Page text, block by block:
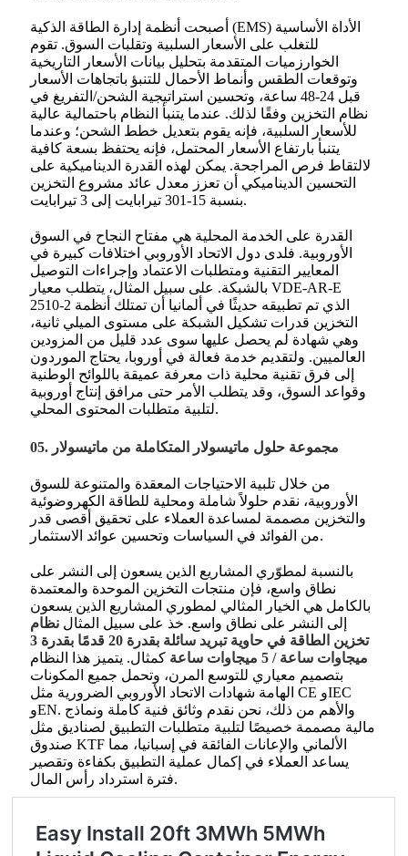
أصبحت أنظمة إدارة الطاقة الذكية (EMS) الأداة الأساسية
للتغلب على الأسعار السلبية وتقلبات السوق. تقوم
الخوارزميات المتقدمة بتحليل بيانات الأسعار التاريخية
وتوقعات الطقس وأنماط الأحمال للتنبؤ باتجاهات الأسعار
قبل 24-48 ساعة، وتحسين استراتيجية الشحن/التفريغ في
نظام التخزين وفقًا لذلك. عندما يتنبأ النظام باحتمالية عالية
للأسعار السلبية، فإنه يقوم بتعديل خطط الشحن؛ وعندما
يتنبأ بارتفاع الأسعار المحتمل، فإنه يحتفظ بسعة كافية
لالتقاط فرص المراجحة. يمكن لهذه القدرة الديناميكية على
التحسين الديناميكي أن تعزز معدل عائد مشروع التخزين
بنسبة 15-301 تيرابايت إلى 3 تيرابايت.
القدرة على الخدمة المحلية هي مفتاح النجاح في السوق
الأوروبية. فلدى دول الاتحاد الأوروبي اختلافات كبيرة في
المعايير التقنية ومتطلبات الاعتماد وإجراءات التوصيل
بالشبكة. على سبيل المثال، يتطلب معيار VDE-AR-E
2510-2 الذي تم تطبيقه حديثًا في ألمانيا أن تمتلك أنظمة
التخزين قدرات تشكيل الشبكة على مستوى الميلي ثانية،
وهي شهادة لم يحصل عليها سوى عدد قليل من المزودين
العالميين. ولتقديم خدمة فعالة في أوروبا، يحتاج الموردون
إلى فرق تقنية محلية ذات معرفة عميقة باللوائح الوطنية
وقواعد السوق، وقد يتطلب الأمر حتى مرافق إنتاج أوروبية
لتلبية متطلبات المحتوى المحلي.
05. مجموعة حلول ماتيسولار المتكاملة من ماتيسولار
من خلال تلبية الاحتياجات المعقدة والمتنوعة للسوق
الأوروبية، نقدم حلولاً شاملة ومحلية للطاقة الكهروضوئية
والتخزين مصممة لمساعدة العملاء على تحقيق أقصى قدر
من الفوائد في السياسات وتحسين عوائد الاستثمار.
بالنسبة لمطوّري المشاريع الذين يسعون إلى النشر على
نطاق واسع، فإن منتجات التخزين الموحدة والمعتمدة
بالكامل هي الخيار المثالي لمطوري المشاريع الذين يسعون
إلى النشر على نطاق واسع. خذ على سبيل المثال نظام
تخزين الطاقة في حاوية تبريد سائلة بقدرة 20 قدمًا بقدرة 3
ميجاوات ساعة / 5 ميجاوات ساعة
كمثال. يتميز هذا النظام
بتصميم معياري للتوسع المرن، وتحمل جميع المكونات
الهامة شهادات الاتحاد الأوروبي الضرورية مثل CE وIEC
وEN. والأهم من ذلك، نحن نقدم وثائق فنية كاملة ونماذج
مالية مصممة خصيصًا لتلبية متطلبات التطبيق لصناديق مثل
صندوق KTF الألماني والإعانات الفائقة في إسبانيا، مما
يساعد العملاء في إكمال عملية التطبيق بكفاءة وتقصير
فترة استرداد رأس المال.